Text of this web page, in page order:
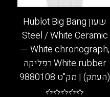
שעון Hublot Big Bang
Steel / White Ceramic
— White chronograph,
White rubber רפליקה
(העתק) | מק"ט 9880108